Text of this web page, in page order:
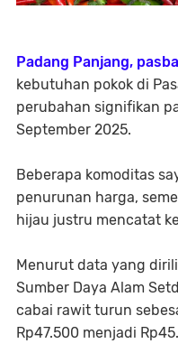
Padang Panjang,
kebutuhan pokok di
perubahan signifikan
September 2025.
Beberapa komoditas
penurunan harga,
hijau justru mencatat
Menurut data yang
Sumber Daya Alam
cabai rawit turun
Rp47.500 menjadi